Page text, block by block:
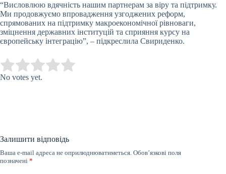
“Висловлюю вдячність нашим партнерам за віру та підтримку.
Ми продовжуємо впровадження узгоджених реформ,
спрямованих на підтримку макроекономічної рівноваги,
зміцнення державних інституцій та сприяння курсу на
європейську інтеграцію”, – підкреслила Свириденко.
Rate this item:
No votes yet.
Залишити відповідь
Ваша e-mail адреса не оприлюднюватиметься. Обов’язкові поля
позначені *